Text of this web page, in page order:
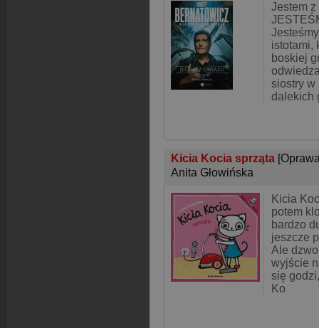
Jestem
istotami,
boskiej
siostry w
dalekich
Kicia Kocia sprząta
Anita Głowińska
Kicia
potem
bardzo
jeszcze
Ale
wyjście
się
Ko